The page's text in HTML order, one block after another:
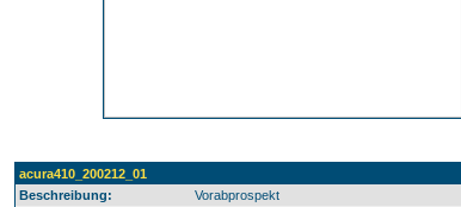
acura410_200212_01
Beschreibung:
Vorabprospekt